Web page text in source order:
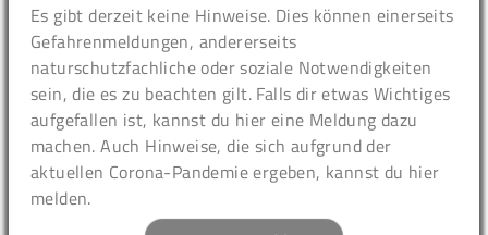
Es gibt derzeit keine Hinweise. Dies können einerseits
Gefahrenmeldungen, andererseits
naturschutzfachliche oder soziale Notwendigkeiten
sein, die es zu beachten gilt. Falls dir etwas Wichtiges
aufgefallen ist, kannst du hier eine Meldung dazu
machen. Auch Hinweise, die sich aufgrund der
aktuellen Corona-Pandemie ergeben, kannst du hier
melden.